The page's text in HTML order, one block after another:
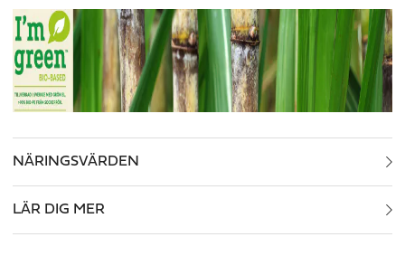
NÄRINGSVÄRDEN
LÄR DIG MER